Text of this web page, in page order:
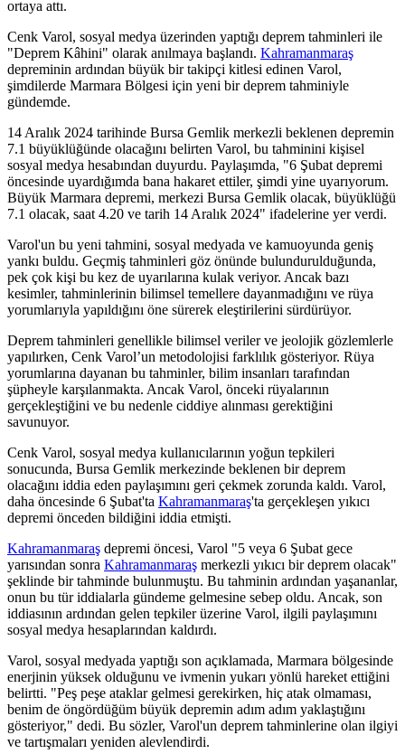
ortaya attı.
Cenk Varol, sosyal medya üzerinden yaptığı deprem tahminleri ile
"Deprem Kâhini" olarak anılmaya başlandı. Kahramanmaraş
depreminin ardından büyük bir takipçi kitlesi edinen Varol,
şimdilerde Marmara Bölgesi için yeni bir deprem tahminiyle
gündemde.
14 Aralık 2024 tarihinde Bursa Gemlik merkezli beklenen depremin
7.1 büyüklüğünde olacağını belirten Varol, bu tahminini kişisel
sosyal medya hesabından duyurdu. Paylaşımda, "6 Şubat depremi
öncesinde uyardığımda bana hakaret ettiler, şimdi yine uyarıyorum.
Büyük Marmara depremi, merkezi Bursa Gemlik olacak, büyüklüğü
7.1 olacak, saat 4.20 ve tarih 14 Aralık 2024" ifadelerine yer verdi.
Varol'un bu yeni tahmini, sosyal medyada ve kamuoyunda geniş
yankı buldu. Geçmiş tahminleri göz önünde bulundurulduğunda,
pek çok kişi bu kez de uyarılarına kulak veriyor. Ancak bazı
kesimler, tahminlerinin bilimsel temellere dayanmadığını ve rüya
yorumlarıyla yapıldığını öne sürerek eleştirilerini sürdürüyor.
Deprem tahminleri genellikle bilimsel veriler ve jeolojik gözlemlerle
yapılırken, Cenk Varol’un metodolojisi farklılık gösteriyor. Rüya
yorumlarına dayanan bu tahminler, bilim insanları tarafından
şüpheyle karşılanmakta. Ancak Varol, önceki rüyalarının
gerçekleştiğini ve bu nedenle ciddiye alınması gerektiğini
savunuyor.
Cenk Varol, sosyal medya kullanıcılarının yoğun tepkileri
sonucunda, Bursa Gemlik merkezinde beklenen bir deprem
olacağını iddia eden paylaşımını geri çekmek zorunda kaldı. Varol,
daha öncesinde 6 Şubat'ta Kahramanmaraş'ta gerçekleşen yıkıcı
depremi önceden bildiğini iddia etmişti.
Kahramanmaraş depremi öncesi, Varol "5 veya 6 Şubat gece
yarısından sonra Kahramanmaraş merkezli yıkıcı bir deprem olacak"
şeklinde bir tahminde bulunmuştu. Bu tahminin ardından yaşananlar,
onun bu tür iddialarla gündeme gelmesine sebep oldu. Ancak, son
iddiasının ardından gelen tepkiler üzerine Varol, ilgili paylaşımını
sosyal medya hesaplarından kaldırdı.
Varol, sosyal medyada yaptığı son açıklamada, Marmara bölgesinde
enerjinin yüksek olduğunu ve ivmenin yukarı yönlü hareket ettiğini
belirtti. "Peş peşe ataklar gelmesi gerekirken, hiç atak olmaması,
benim de öngördüğüm büyük depremin adım adım yaklaştığını
gösteriyor," dedi. Bu sözler, Varol'un deprem tahminlerine olan ilgiyi
ve tartışmaları yeniden alevlendirdi.